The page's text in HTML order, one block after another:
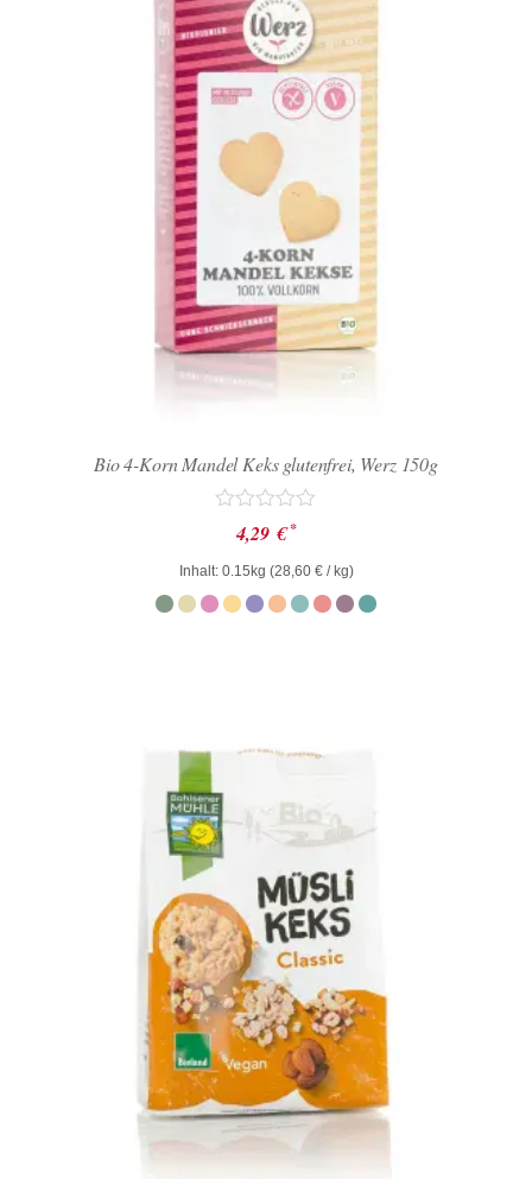
Bio 4-Korn Mandel Keks glutenfrei, Werz 150g
Bewertet
mit
0
von
5
4,29 € *
Inhalt: 0.15kg (28,60 €/ kg)